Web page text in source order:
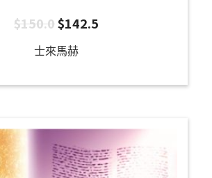
$150.0$142.5
士來馬赫